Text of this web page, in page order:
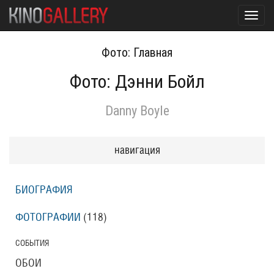
Фото: Главная
Фото: Дэнни Бойл
Danny Boyle
навигация
БИОГРАФИЯ
ФОТОГРАФИИ (118)
СОБЫТИЯ
ОБОИ